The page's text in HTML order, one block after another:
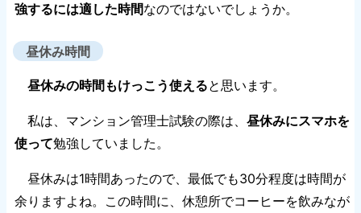
強するには適した時間なのではないでしょうか。
昼休み時間
昼休みの時間もけっこう使えると思います。
私は、マンション管理士試験の際は、 昼休みにスマホを
使って勉強していました。
昼休みは1時間あったので、最低でも30分程度は時間が
余りますよね。この時間に、休憩所でコーヒーを飲みなが